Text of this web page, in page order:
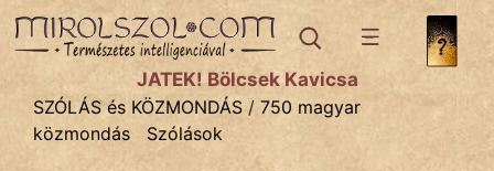
SZÓLÁS ÉS KÖZMONDÁStémák:
Bibliai
Kifejezések
JÁTÉK! Bölcsek Kavicsa
SZÓLÁS és KÖZMONDÁS / 750 magyar
közmondás
Szólások